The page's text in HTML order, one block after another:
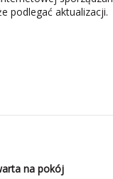
podlegać aktualizacji.
na pokój